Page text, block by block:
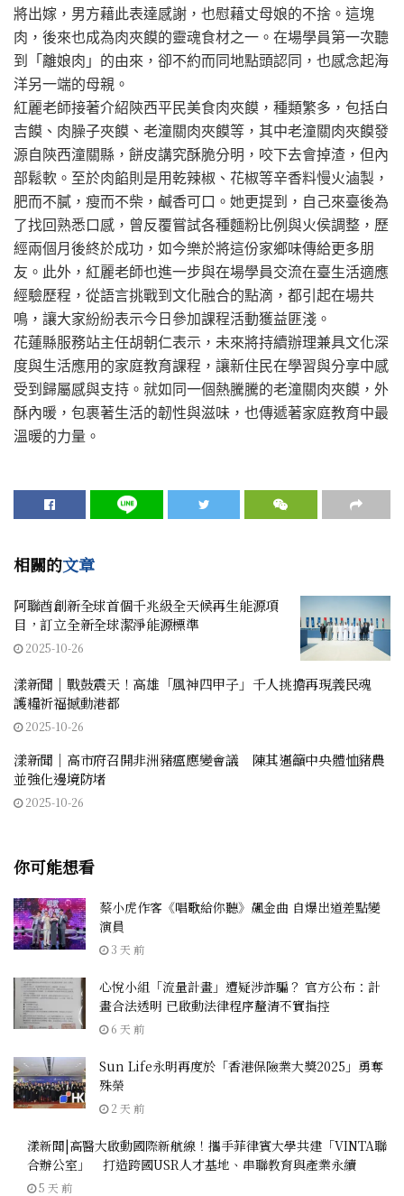
將出嫁，男方藉此表達感謝，也慰藉丈母娘的不捨。這塊
肉，後來也成為肉夾饃的靈魂食材之一。在場學員第一次聽
到「離娘肉」的由來，卻不約而同地點頭認同，也感念起海
洋另一端的母親。
紅麗老師接著介紹陝西平民美食肉夾饃，種類繁多，包括白
吉饃、肉臊子夾饃、老潼關肉夾饃等，其中老潼關肉夾饃發
源自陝西潼關縣，餅皮講究酥脆分明，咬下去會掉渣，但內
部鬆軟。至於肉餡則是用乾辣椒、花椒等辛香料慢火滷製，
肥而不膩，瘦而不柴，鹹香可口。她更提到，自己來臺後為
了找回熟悉口感，曾反覆嘗試各種麵粉比例與火侯調整，歷
經兩個月後終於成功，如今樂於將這份家鄉味傳給更多朋
友。此外，紅麗老師也進一步與在場學員交流在臺生活適應
經驗歷程，從語言挑戰到文化融合的點滴，都引起在場共
鳴，讓大家紛紛表示今日參加課程活動獲益匪淺。
花蓮縣服務站主任胡朝仁表示，未來將持續辦理兼具文化深
度與生活應用的家庭教育課程，讓新住民在學習與分享中感
受到歸屬感與支持。就如同一個熱騰騰的老潼關肉夾饃，外
酥內暖，包裹著生活的韌性與滋味，也傳遞著家庭教育中最
溫暖的力量。
相關的文章
阿聯酋創新全球首個千兆級全天候再生能源項
目，訂立全新全球潔淨能源標準
2025-10-26
漾新聞｜戰鼓震天！高雄「風神四甲子」千人挑擔再現義民魂
護糧祈福撼動港都
2025-10-26
漾新聞｜高市府召開非洲豬瘟應變會議 陳其邁籲中央體恤豬農
並強化邊境防堵
2025-10-26
你可能想看
蔡小虎作客《唱歌給你聽》飆金曲 自爆出道差點變
演員
3 天 前
心悅小組「流量計畫」遭疑涉詐騙？ 官方公布：計
畫合法透明 已啟動法律程序釐清不實指控
6 天 前
Sun Life永明再度於「香港保險業大獎2025」勇奪
殊榮
2 天 前
漾新聞|高醫大啟動國際新航線！攜手菲律賓大學共建「VINTA聯
合辦公室」 打造跨國USR人才基地、串聯教育與產業永續
5 天 前